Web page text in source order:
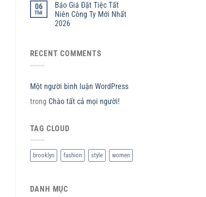
06
Th8
Báo Giá Đặt Tiệc Tất
Niên Công Ty Mới Nhất
2026
RECENT COMMENTS
Một người bình luận WordPress
trong Chào tất cả mọi người!
TAG CLOUD
brooklyn fashion style women
DANH MỤC